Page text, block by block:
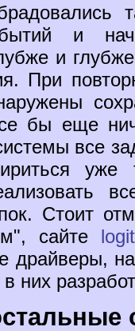
и
и
При
бы еще
все
уже
Стоит
сайте
драйверы,
них